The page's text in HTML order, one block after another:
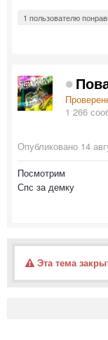
1 пользователю
1 266
Опубликовано 14
Посмотрим
Спс за демку
Эта тема